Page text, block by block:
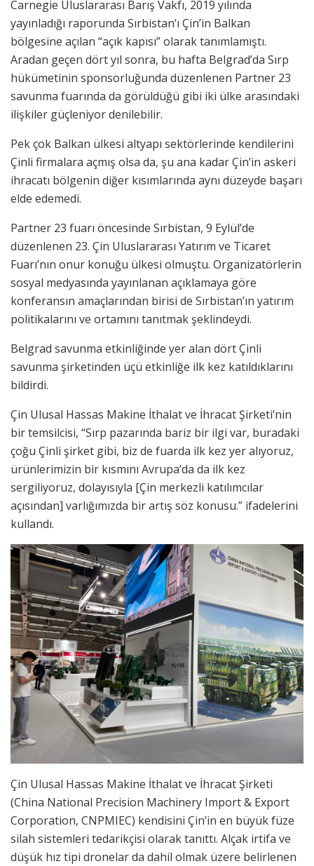
Carnegie Uluslararası Barış Vakfı, 2019 yılında
yayınladığı raporunda Sırbistan’ı Çin’in Balkan
bölgesine açılan “açık kapısı” olarak tanımlamıştı.
Aradan geçen dört yıl sonra, bu hafta Belgrad’da Sırp
hükümetinin sponsorluğunda düzenlenen Partner 23
savunma fuarında da görüldüğü gibi iki ülke arasındaki
ilişkiler güçleniyor denilebilir.
Pek çok Balkan ülkesi altyapı sektörlerinde kendilerini
Çinli firmalara açmış olsa da, şu ana kadar Çin’in askeri
ihracatı bölgenin diğer kısımlarında aynı düzeyde başarı
elde edemedi.
Partner 23 fuarı öncesinde Sırbistan, 9 Eylül’de
düzenlenen 23. Çin Uluslararası Yatırım ve Ticaret
Fuarı’nın onur konuğu ülkesi olmuştu. Organizatörlerin
sosyal medyasında yayınlanan açıklamaya göre
konferansın amaçlarından birisi de Sırbistan’ın yatırım
politikalarını ve ortamını tanıtmak şeklindeydi.
Belgrad savunma etkinliğinde yer alan dört Çinli
savunma şirketinden üçü etkinliğe ilk kez katıldıklarını
bildirdi.
Çin Ulusal Hassas Makine İthalat ve İhracat Şirketi’nin
bir temsilcisi, “Sırp pazarında bariz bir ilgi var, buradaki
çoğu Çinli şirket gibi, biz de fuarda ilk kez yer alıyoruz,
ürünlerimizin bir kısmını Avrupa’da da ilk kez
sergiliyoruz, dolayısıyla [Çin merkezli katılımcılar
açısından] varlığımızda bir artış söz konusu.” ifadelerini
kullandı.
Çin Ulusal Hassas Makine İthalat ve İhracat Şirketi
(China National Precision Machinery Import & Export
Corporation, CNPMIEC) kendisini Çin’in en büyük füze
silah sistemleri tedarikçisi olarak tanıttı. Alçak irtifa ve
düşük hız tipi dronelar da dahil olmak üzere belirlenen